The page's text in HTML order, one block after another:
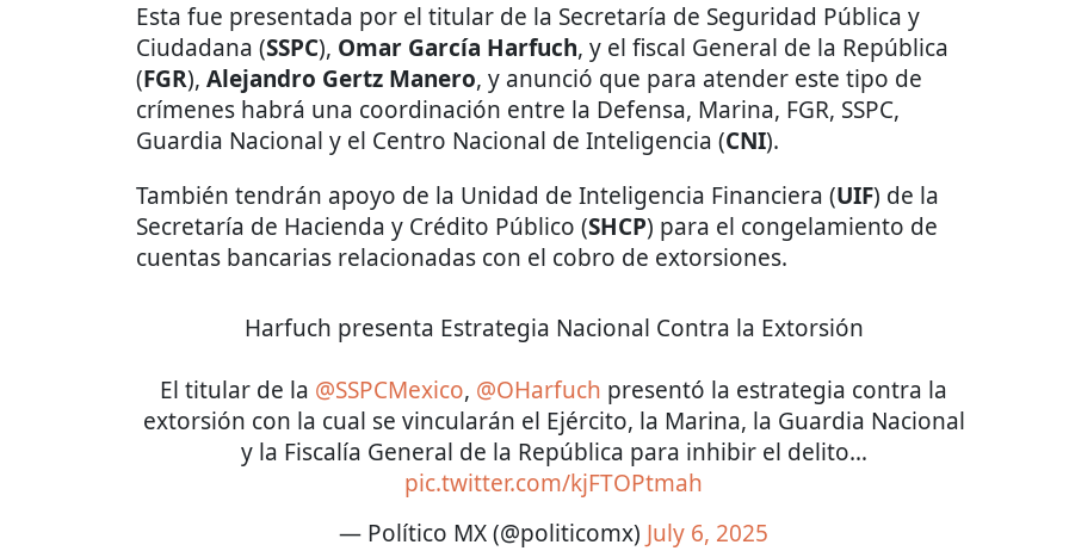
Esta fue presentada por el titular de la Secretaría de Seguridad Pública y
Ciudadana (SSPC), Omar García Harfuch, y el fiscal General de la República
(FGR), Alejandro Gertz Manero, y anunció que para atender este tipo de
crímenes habrá una coordinación entre la Defensa, Marina, FGR, SSPC,
Guardia Nacional y el Centro Nacional de Inteligencia (CNI).
También tendrán apoyo de la Unidad de Inteligencia Financiera (UIF) de la
Secretaría de Hacienda y Crédito Público (SHCP) para el congelamiento de
cuentas bancarias relacionadas con el cobro de extorsiones.
Harfuch presenta Estrategia Nacional Contra la Extorsión
El titular de la @SSPCMexico, @OHarfuch presentó la estrategia contra la
extorsión con la cual se vincularán el Ejército, la Marina, la Guardia Nacional
y la Fiscalía General de la República para inhibir el delito…
pic.twitter.com/kjFTOPtmah
— Político MX (@politicomx) July 6, 2025